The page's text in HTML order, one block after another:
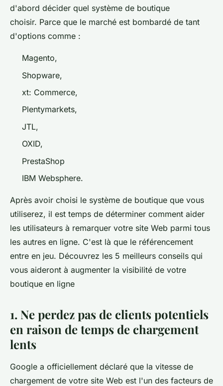
d'abord décider quel système de boutique
choisir. Parce que le marché est bombardé de tant
d'options comme :
Magento,
Shopware,
xt: Commerce,
Plentymarkets,
JTL,
OXID,
PrestaShop
IBM Websphere.
Après avoir choisi le système de boutique que vous
utiliserez, il est temps de déterminer comment aider
les utilisateurs à remarquer votre site Web parmi tous
les autres en ligne. C'est là que le référencement
entre en jeu. Découvrez les 5 meilleurs conseils qui
vous aideront à augmenter la visibilité de votre
boutique en ligne
1. Ne perdez pas de clients potentiels
en raison de temps de chargement
lents
Google a officiellement déclaré que la vitesse de
chargement de votre site Web est l'un des facteurs de